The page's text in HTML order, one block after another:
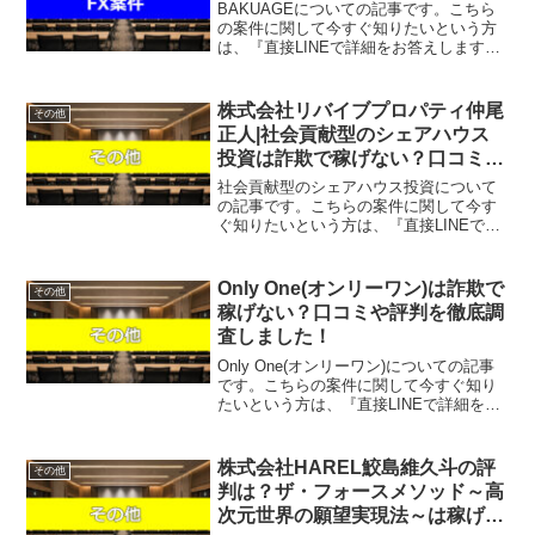
BAKUAGEについての記事です。こちら
の案件に関して今すぐ知りたいという方
は、『直接LINEで詳細をお答えしますの
が実際にやっていて、稼げている案件を
無料でプレゼント...
その他
株式会社リバイブプロパティ仲尾
正人|社会貢献型のシェアハウス
投資は詐欺で稼げない？口コミや
評判を徹底調査しました！
社会貢献型のシェアハウス投資について
の記事です。こちらの案件に関して今す
ぐ知りたいという方は、『直接LINEで詳
いという方は、自分が実際にやってい
て、稼げている案件を無...
その他
Only One(オンリーワン)は詐欺で
稼げない？口コミや評判を徹底調
査しました！
Only One(オンリーワン)についての記事
です。こちらの案件に関して今すぐ知り
たいという方は、『直接LINEで詳細をお
いう方は、自分が実際にやっていて、稼
げている案件...
その他
株式会社HAREL鮫島維久斗の評
判は？ザ・フォースメソッド～高
次元世界の願望実現法～は稼げ